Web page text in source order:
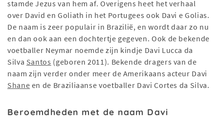
stamde Jezus van hem af. Overigens heet het verhaal
over David en Goliath in het Portugees ook Davi e Golias.
De naam is zeer populair in Brazilië, en wordt daar zo nu
en dan ook aan een dochtertje gegeven. Ook de bekende
voetballer Neymar noemde zijn kindje Davi Lucca da
Silva Santos (geboren 2011). Bekende dragers van de
naam zijn verder onder meer de Amerikaans acteur Davi
Shane en de Braziliaanse voetballer Davi Cortes da Silva.
Beroemdheden met de naam Davi